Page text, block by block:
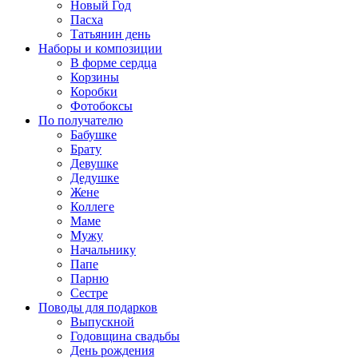
Новый Год
Пасха
Татьянин день
Наборы и композиции
В форме сердца
Корзины
Коробки
Фотобоксы
По получателю
Бабушке
Брату
Девушке
Дедушке
Жене
Коллеге
Маме
Мужу
Начальнику
Папе
Парню
Сестре
Поводы для подарков
Выпускной
Годовщина свадьбы
День рождения